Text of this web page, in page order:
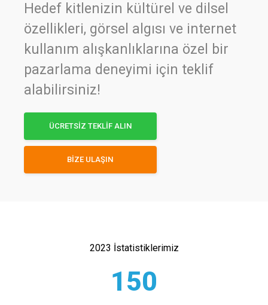
Hedef kitlenizin kültürel ve dilsel
özellikleri, görsel algısı ve internet
kullanım alışkanlıklarına özel bir
pazarlama deneyimi için teklif
alabilirsiniz!
ÜCRETSİZ TEKLİF ALIN
BİZE ULAŞIN
2023 İstatistiklerimiz
150